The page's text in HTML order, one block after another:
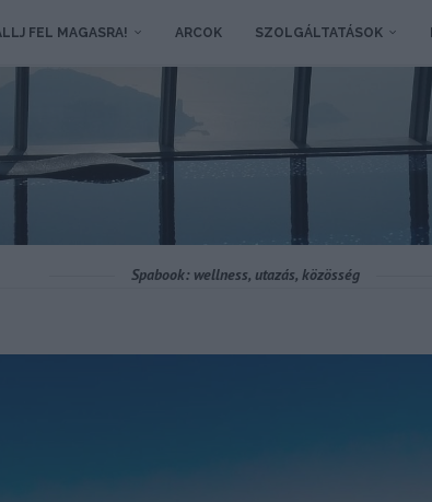
FEL MAGASRA! ARCOK SZOLGÁLTATÁSOK
Spabook: wellness, utazás, közösség